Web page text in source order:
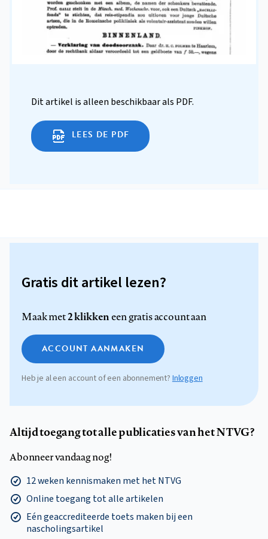
Dit artikel is alleen beschikbaar als PDF.
LEES DE PDF
Gratis dit artikel lezen?
Maak met2 klikkeneen gratis account aan
ACCOUNT AANMAKEN
Heb je al een account of een abonnement? Inloggen
Altijd toegang tot alle publicaties van het NTVG?
Abonneer vandaag nog!
12 weken kennismaken met het NTVG
Online toegang tot alle artikelen
Eén geaccrediteerde toets maken bij een
nascholingsartikel